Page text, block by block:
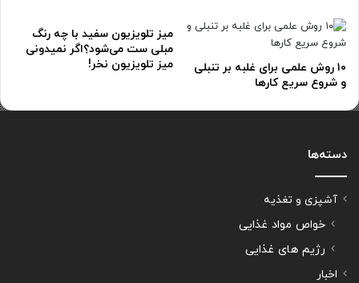
۱۰ روش علمی برای غلبه بر تنبلی
و شروع سریع کارها
میز تلویزیون سفید با چه رنگ
مبلی ست می‌شود؟اگر نمیدونی
میز تلویزیون نخر!
دسته‌ها
آشپزی و تغذیه
خواص مواد غذایی
رژیم های غذایی
اخبار